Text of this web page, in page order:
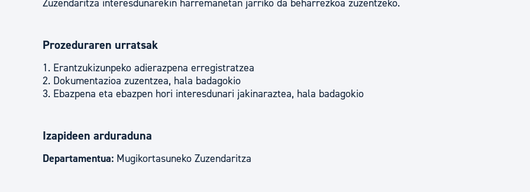
Zuzendaritza interesdunarekin harremanetan jarriko da beharrezkoa zuzentzeko.
Prozeduraren urratsak
1. Erantzukizunpeko adierazpena erregistratzea
2. Dokumentazioa zuzentzea, hala badagokio
3. Ebazpena eta ebazpen hori interesdunari jakinaraztea, hala badagokio
Izapideen arduraduna
Departamentua: Mugikortasuneko Zuzendaritza